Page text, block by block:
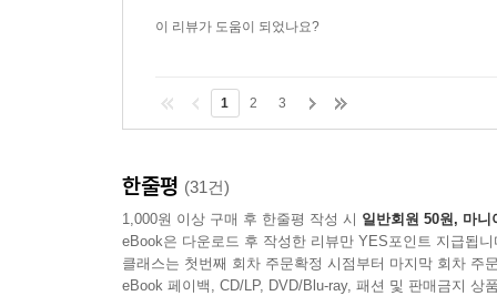
다시 일어서고
다시 일어서고
오늘을 자랑스럽게 기억할 수 있는 날이
올 거야
오늘이 있었기에
더욱 멋진 날을 바라보게 될 거야
--- p.137, 「포기하지 마」 중에서
이 리뷰가 도움이 되었나요?
1 2 3
한줄평 (31건)
1,000원 이상 구매 후 한줄평 작성 시 일반회원 50원, 마니
eBook은 다운로드 후 작성한 리뷰만 YES포인트 지급됩니
클래스는 첫번째 회차 주문확정 시점부터 마지막 회차 주
eBook 페이백, CD/LP, DVD/Blu-ray, 패션 및 판매금지 상